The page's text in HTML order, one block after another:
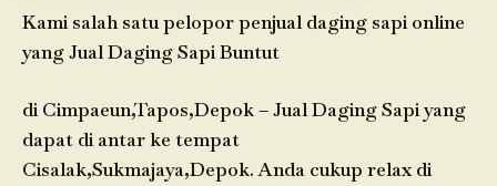
Kami salah satu pelopor penjual daging sapi online
yang Jual Daging Sapi Buntut
di Cimpaeun,Tapos,Depok – Jual Daging Sapi yang
dapat di antar ke tempat
Cisalak,Sukmajaya,Depok. Anda cukup relax di